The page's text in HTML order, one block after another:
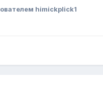
himickplick1